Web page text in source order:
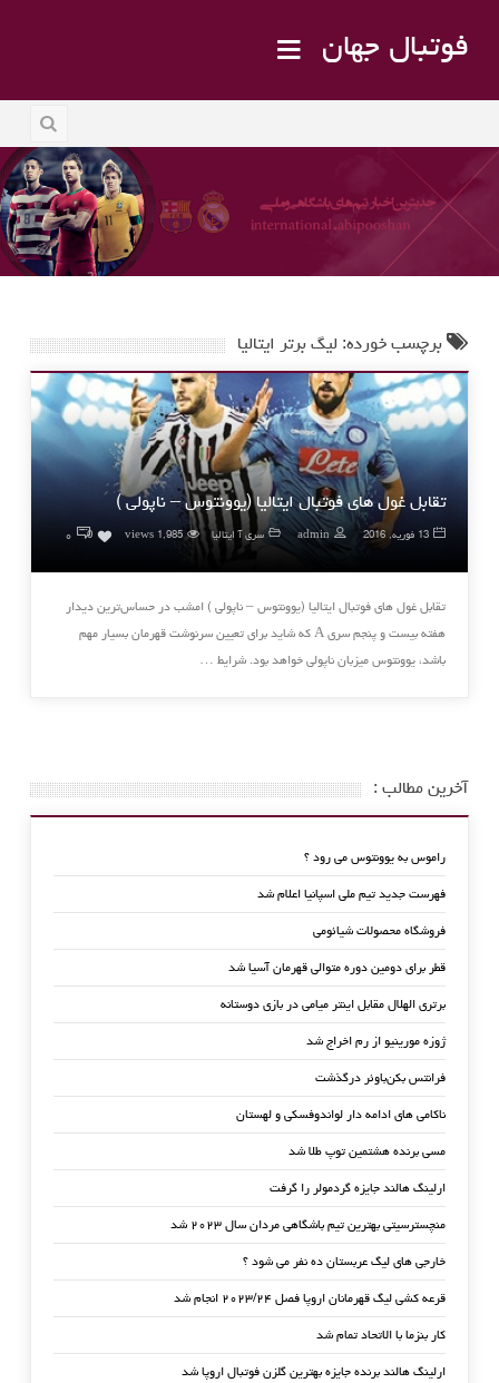
فوتبال جهان
برچسب خورده: لیگ برتر ایتالیا
تقابل غول های فوتبال ایتالیا (یوونتوس – ناپولی )
13 فوریه, 2016 admin سری آ ایتالیا 1,985 views
0 ۰
تقابل غول های فوتبال ایتالیا (یوونتوس – ناپولی ) امشب در حساس‌ترین دیدار
هفته بیست ‌و ‌پنجم سری A که شاید برای تعیین سرنوشت قهرمان بسیار مهم
باشد، یوونتوس میزبان ناپولی خواهد بود. شرايط …
آخرین مطالب :
راموس به یوونتوس می رود ؟
فهرست جدید تیم ملی اسپانیا اعلام شد
فروشگاه محصولات شیائومی
قطر برای دومین دوره متوالی قهرمان آسیا شد
برتری الهلال مقابل اینتر میامی در بازی دوستانه
ژوزه مورینیو از رم اخراج شد
فرانتس بکن‌باوئر درگذشت
ناکامی های ادامه دار لواندوفسکی و لهستان
مسی برنده هشتمین توپ طلا شد
ارلینگ هالند جایزه گردمولر را گرفت
منچسترسیتی بهترین تیم باشگاهی مردان سال ۲۰۲۳ شد
خارجی های لیگ عربستان ده نفر می شود ؟
قرعه کشی لیگ قهرمانان اروپا فصل ۲۰۲۳/۲۴ انجام شد
کار بنزما با الاتحاد تمام شد
ارلینگ هالند برنده جایزه بهترین گلزن فوتبال اروپا شد